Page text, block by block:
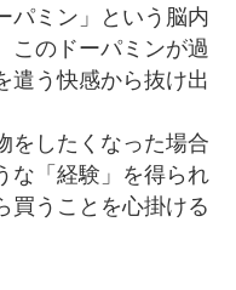
パミン」という脳内
このドーパミンが過
遣う快感から抜け出
をしたくなった場合
な「経験」を得られ
買うことを心掛ける